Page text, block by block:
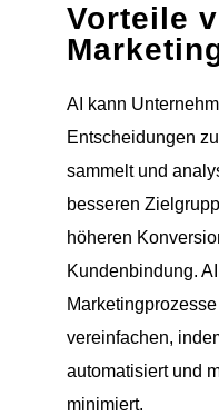
Vorteile
AI kann
Entscheidungen
sammelt und
besseren
höheren
Kundenbindung.
vereinfachen,
automatisiert und
minimiert.